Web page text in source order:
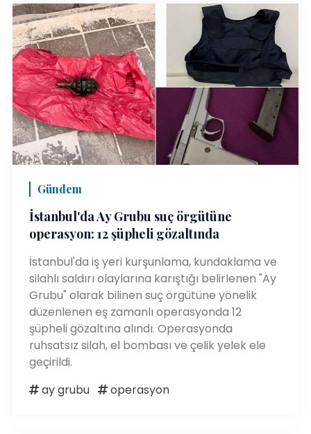
Gündem
İstanbul'da Ay Grubu suç örgütüne
operasyon: 12 şüpheli gözaltında
İstanbul'da iş yeri kurşunlama, kundaklama ve
silahlı saldırı olaylarına karıştığı belirlenen "Ay
Grubu" olarak bilinen suç örgütüne yönelik
düzenlenen eş zamanlı operasyonda 12
şüpheli gözaltına alındı. Operasyonda
ruhsatsız silah, el bombası ve çelik yelek ele
geçirildi.
ay grubu
operasyon